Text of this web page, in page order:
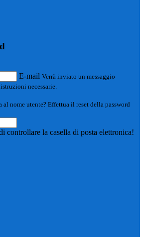
E-mail Verrà inviato un messaggio
necessarie.
al nome utente? Effettua il reset della password
controllare la casella di posta elettronica!